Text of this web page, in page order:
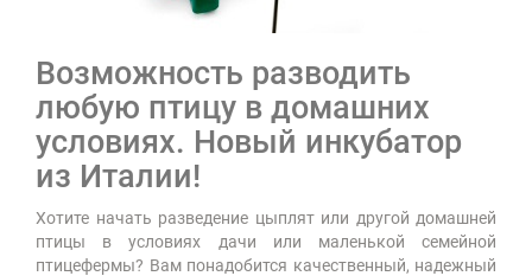
Возможность разводить
любую птицу в домашних
условиях. Новый инкубатор
из Италии!
Хотите начать разведение цыплят или другой домашней
птицы в условиях дачи или маленькой семейной
птицефермы? Вам понадобится качественный, надежный